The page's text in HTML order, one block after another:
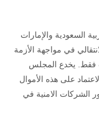
في مواجهة الأزمة
فقط. يخدع المجلس
على هذه الأموال
الشركات الامنية في